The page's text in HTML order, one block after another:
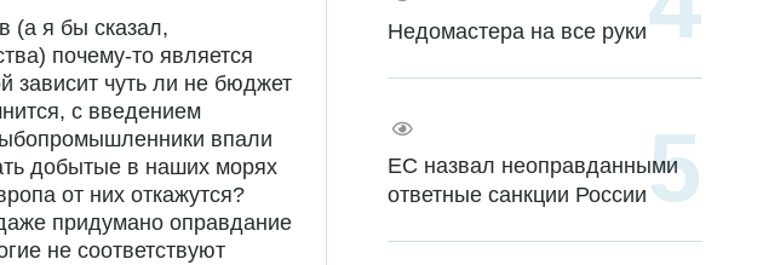
(а я бы сказал,
почему-то является
зависит чуть ли не бюджет
с введением
впали
добытые в наших морях
от них откажутся?
придумано оправдание
не соответствуют
Недомастера на все руки
ЕС назвал неоправданными
ответные санкции России